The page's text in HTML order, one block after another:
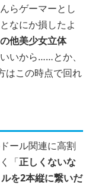
らゲーマーとし
なにか損したよ
他美少女立体
いから……とか、
はこの時点で回れ
ール関連に高割
「正しくないな
を2本縦に繋いだ